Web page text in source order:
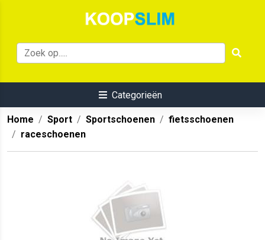
Categorieën
Home Sport Sportschoenen
fietsschoenen
raceschoenen